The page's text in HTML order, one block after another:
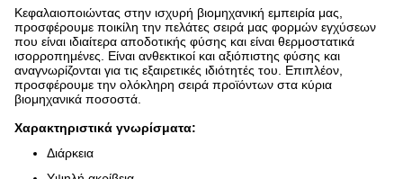
Κεφαλαιοποιώντας στην ισχυρή βιομηχανική εμπειρία μας,
προσφέρουμε ποικίλη την πελάτες σειρά μας φορμών εγχύσεων
που είναι ιδιαίτερα αποδοτικής φύσης και είναι θερμοστατικά
ισορροπημένες. Είναι ανθεκτικοί και αξιόπιστης φύσης και
αναγνωρίζονται για τις εξαιρετικές ιδιότητές του. Επιπλέον,
προσφέρουμε την ολόκληρη σειρά προϊόντων στα κύρια
βιομηχανικά ποσοστά.
Χαρακτηριστικά γνωρίσματα:
Διάρκεια